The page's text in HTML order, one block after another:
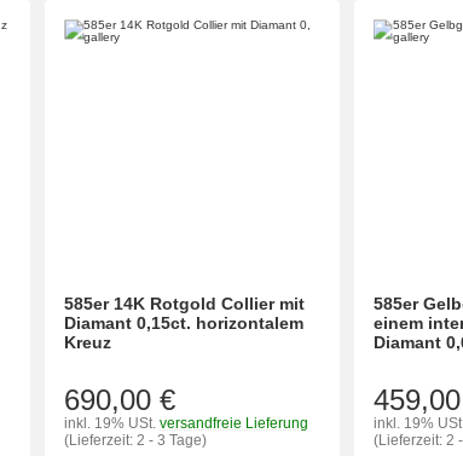
585er 14K Rotgold Collier mit
Diamant 0,15ct. horizontalem
Kreuz
690,00 €
inkl. 19% USt. versandfreie Lieferung
(Lieferzeit: 2 - 3 Tage)
585er
einem
Diamant
inkl. 19%
(Lieferzeit: 2